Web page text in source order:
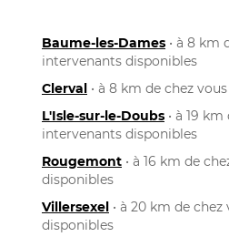
Baume-les-Dames • à 8 km
intervenants disponibles
Clerval • à 8 km de chez
L'Isle-sur-le-Doubs • à 19
intervenants disponibles
Rougemont • à 16 km de
disponibles
Villersexel • à 20 km de
disponibles